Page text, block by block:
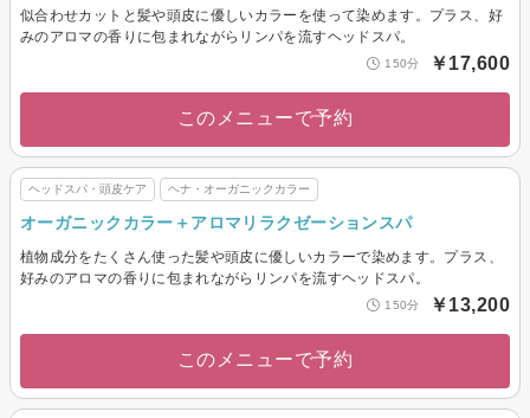
似合わせカットと髪や頭皮に優しいカラーを使って染めます。プラス、好
みのアロマの香りに包まれながらリンパを流すヘッドスパ。
150分 ￥17,600
このメニューで予約
ヘッドスパ・頭皮ケア ヘナ・オーガニックカラー
オーガニックカラー＋アロマリラクゼーションスパ
植物成分をたくさん使った髪や頭皮に優しいカラーで染めます。プラス、
好みのアロマの香りに包まれながらリンパを流すヘッドスパ。
150分 ￥13,200
このメニューで予約